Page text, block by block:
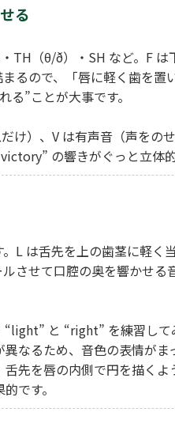
る
TH（θ/ð）・SH など。F は
るので、「唇に軽く歯を置
”ことが大事です。
け）、V は有声音（声をの
の響きがぐっと立体的
L は舌先を上の歯茎に軽く
させて口腔の奥を響かせる
と “right” を練習し
なるため、音色の表情がま
先を唇の内側で円を描くよ
です。